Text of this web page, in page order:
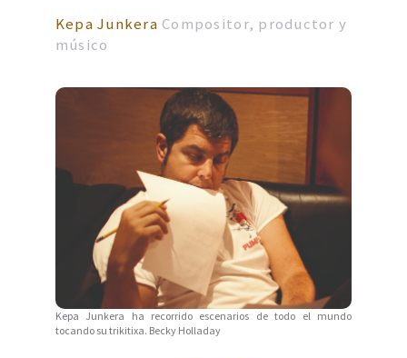
Kepa Junkera Compositor, productor y
músico
Kepa Junkera ha recorrido escenarios de todo el mundo
tocando su trikitixa. Becky Holladay